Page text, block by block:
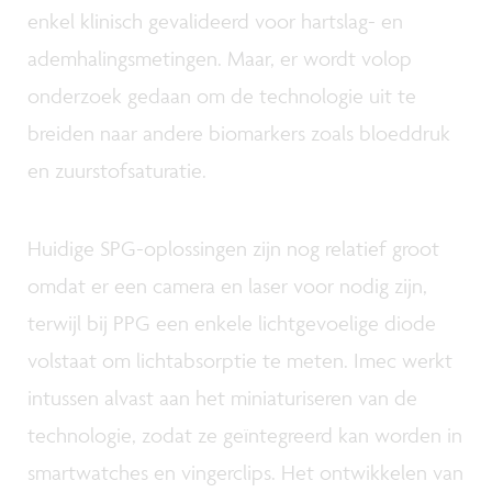
enkel klinisch gevalideerd voor hartslag- en
ademhalingsmetingen. Maar, er wordt volop
onderzoek gedaan om de technologie uit te
breiden naar andere biomarkers zoals bloeddruk
en zuurstofsaturatie.
Huidige SPG-oplossingen zijn nog relatief groot
omdat er een camera en laser voor nodig zijn,
terwijl bij PPG een enkele lichtgevoelige diode
volstaat om lichtabsorptie te meten. Imec werkt
intussen alvast aan het miniaturiseren van de
technologie, zodat ze geïntegreerd kan worden in
smartwatches en vingerclips. Het ontwikkelen van